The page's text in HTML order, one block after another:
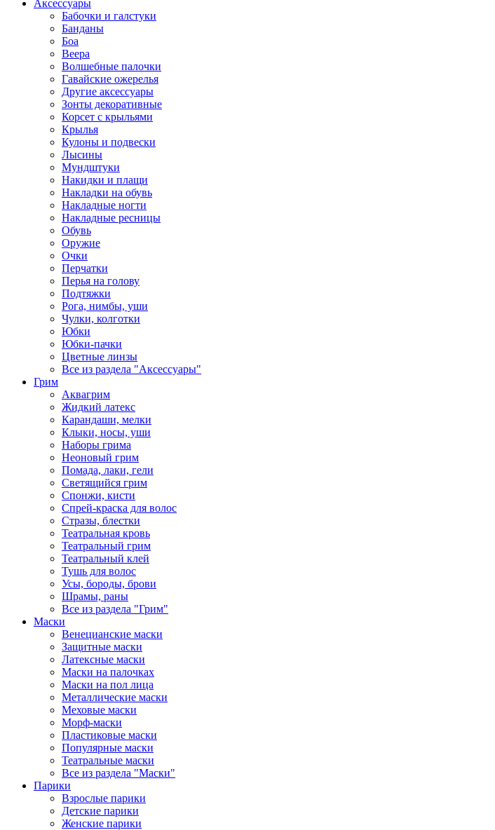
Аксессуары
Бабочки и галстуки
Банданы
Боа
Веера
Волшебные палочки
Гавайские ожерелья
Другие аксессуары
Зонты декоративные
Корсет с крыльями
Крылья
Кулоны и подвески
Лысины
Мундштуки
Накидки и плащи
Накладки на обувь
Накладные ногти
Накладные ресницы
Обувь
Оружие
Очки
Перчатки
Перья на голову
Подтяжки
Рога, нимбы, уши
Чулки, колготки
Юбки
Юбки-пачки
Цветные линзы
Все из раздела "Аксессуары"
Грим
Аквагрим
Жидкий латекс
Карандаши, мелки
Клыки, носы, уши
Наборы грима
Неоновый грим
Помада, лаки, гели
Светящийся грим
Спонжи, кисти
Спрей-краска для волос
Стразы, блестки
Театральная кровь
Театральный грим
Театральный клей
Тушь для волос
Усы, бороды, брови
Шрамы, раны
Все из раздела "Грим"
Маски
Венецианские маски
Защитные маски
Латексные маски
Маски на палочках
Маски на пол лица
Металлические маски
Меховые маски
Морф-маски
Пластиковые маски
Популярные маски
Театральные маски
Все из раздела "Маски"
Парики
Взрослые парики
Детские парики
Женские парики